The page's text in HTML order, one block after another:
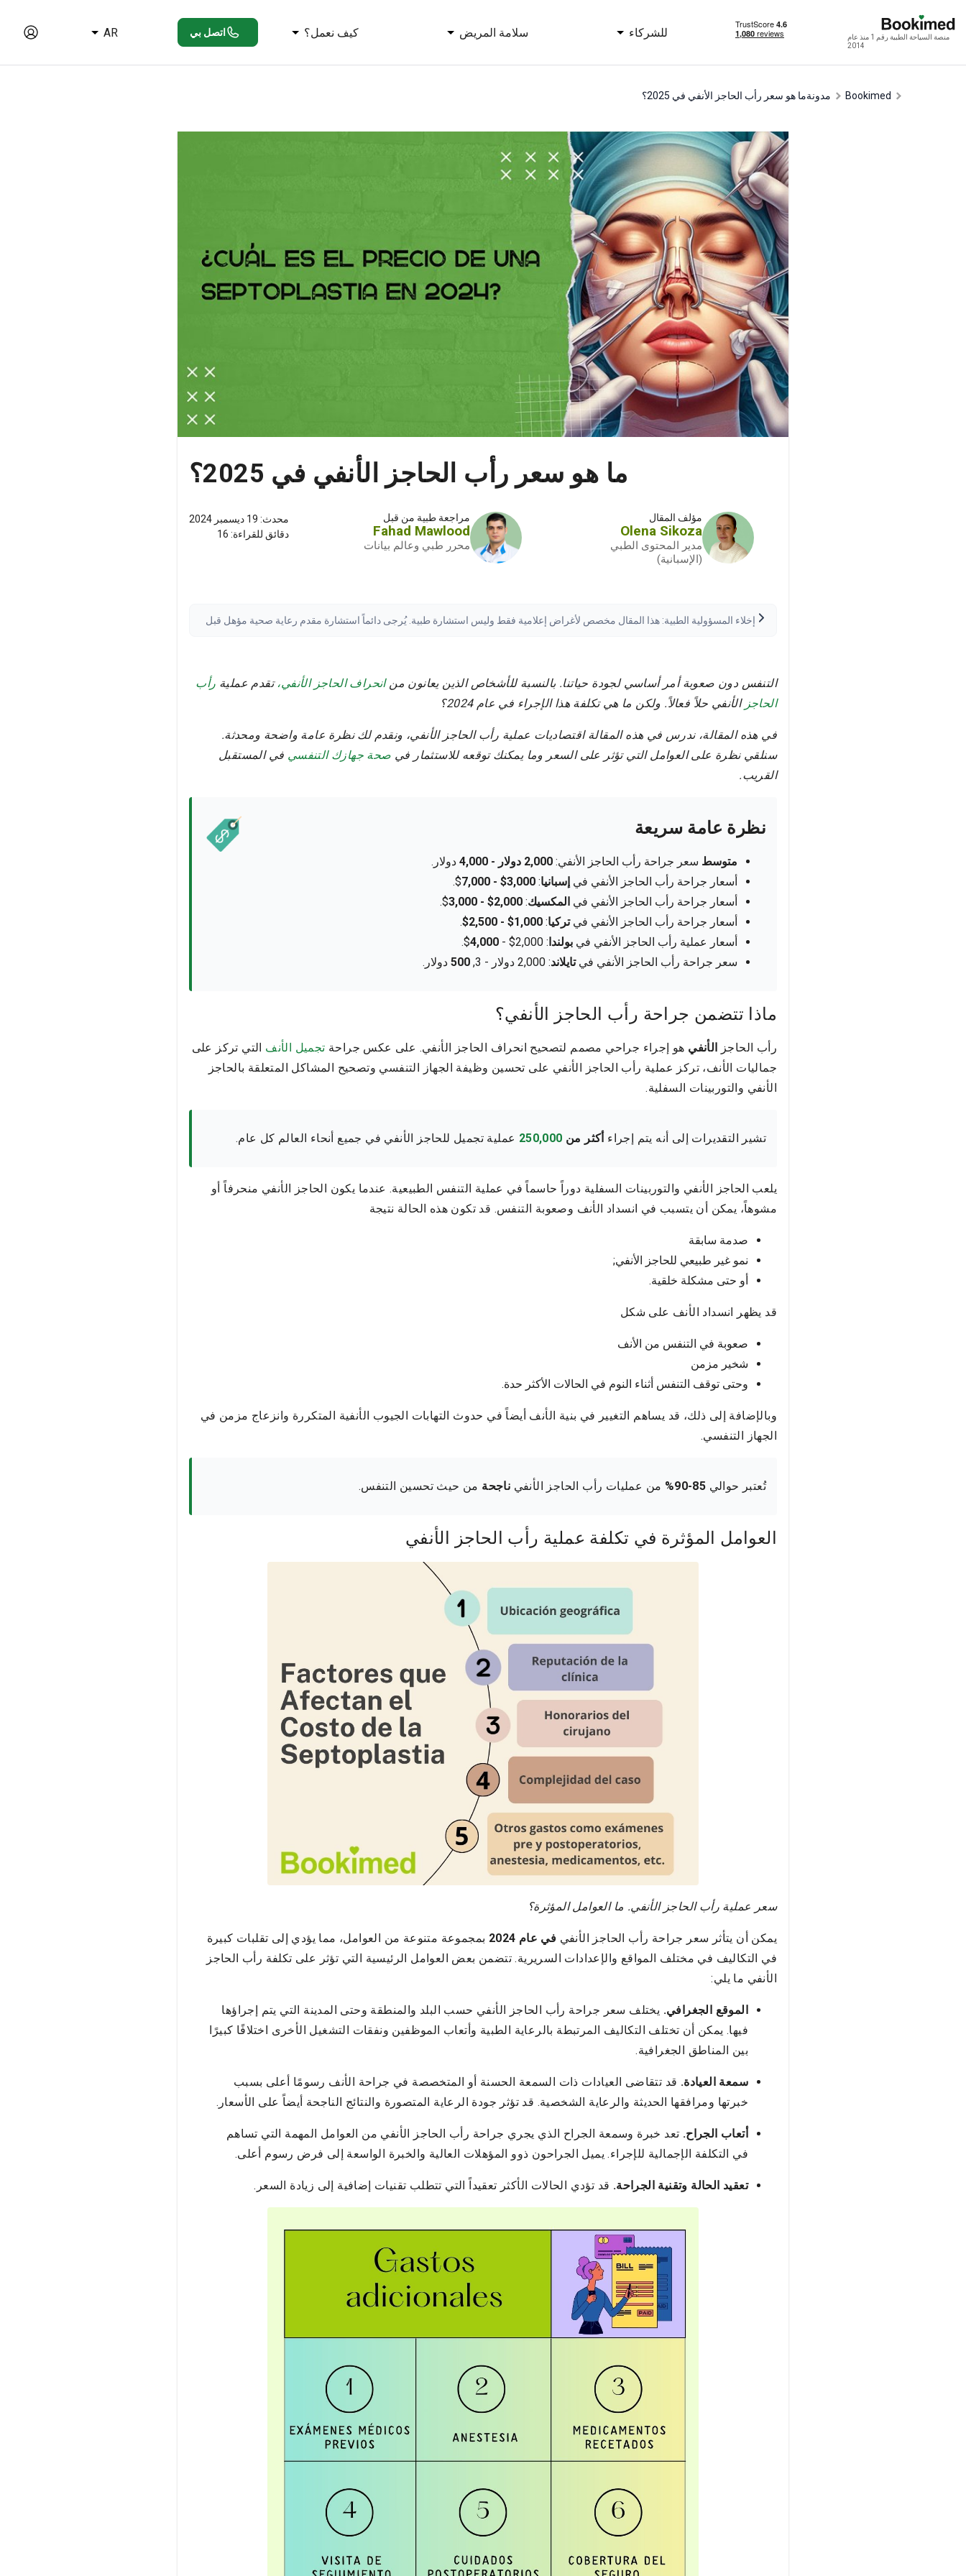
منصة السياحة الطبية رقم 1 منذ عام
2014
للشركاء سلامة المريض كيف نعمل؟ اتصل بي AR
Bookimed مدونةما هو سعر رأب الحاجز الأنفي في 2025؟
ما هو سعر رأب الحاجز الأنفي في 2025؟
مؤلف المقال
Olena Sikoza
مدير المحتوى الطبي
(الإسبانية)
مراجعة طبية من قبل
Fahad Mawlood
محرر طبي وعالم بيانات
محدث: 19 ديسمبر 2024
دقائق للقراءة: 16
إخلاء المسؤولية الطبية: هذا المقال مخصص لأغراض إعلامية فقط وليس استشارة طبية. يُرجى دائماً استشارة مقدم رعاية صحية مؤهل قبل
التنفس دون صعوبة أمر أساسي لجودة حياتنا. بالنسبة للأشخاص الذين يعانون منانحراف الحاجز الأنفي،تقدم عملية رأب
الحاجز الأنفي حلاً فعالاً. ولكن ما هي تكلفة هذا الإجراء في عام 2024؟
في هذه المقالة، ندرس في هذه المقالة اقتصاديات عملية رأب الحاجز الأنفي، ونقدم لك نظرة عامة واضحة ومحدثة.
سنلقي نظرة على العوامل التي تؤثر على السعر وما يمكنك توقعه للاستثمار في صحة جهازك التنفسي في المستقبل
القريب.
نظرة عامة سريعة
متوسط سعر جراحة رأب الحاجز الأنفي: 2,000 دولار - 4,000
دولار.
أسعار جراحة رأب الحاجز الأنفي في إسبانيا:
3,000$ - 7,000
$.
أسعار جراحة رأب الحاجز الأنفي في المكسيك:
2,000$ - 3,000
$.
أسعار جراحة رأب الحاجز الأنفي فيتركيا:
1,000$ - 2,500$
.
أسعار عملية رأب الحاجز الأنفي في بولندا: 2,000$ -
4,000
$.
سعر جراحة رأب الحاجز الأنفي فيتايلاند: 2,000 دولار - 3, 500 دولار.
ماذا تتضمن جراحة رأب الحاجز الأنفي؟
رأب الحاجز الأنفي هو إجراء جراحي مصمم لتصحيح انحراف الحاجز الأنفي. على عكس جراحة تجميل الأنف التي تركز على
جماليات الأنف، تركز عملية رأب الحاجز الأنفي على تحسين وظيفة الجهاز التنفسي وتصحيح المشاكل المتعلقة بالحاجز
الأنفي والتوربينات السفلية.
تشير التقديرات إلى أنه يتم إجراء أكثر من 250,000 عملية تجميل للحاجز الأنفي في جميع أنحاء العالم كل عام.
يلعب الحاجز الأنفي والتوربينات السفلية دوراً حاسماً في عملية التنفس الطبيعية. عندما يكون الحاجز الأنفي منحرفاً أو
مشوهاً، يمكن أن يتسبب في انسداد الأنف وصعوبة التنفس. قد تكون هذه الحالة نتيجة
صدمة سابقة
نمو غير طبيعي للحاجز الأنفي;
أو حتى مشكلة خلقية.
قد يظهر انسداد الأنف على شكل
صعوبة في التنفس من الأنف
شخير مزمن
وحتى توقف التنفس أثناء النوم في الحالات الأكثر حدة.
وبالإضافة إلى ذلك، قد يساهم التغيير في بنية الأنف أيضاً في حدوث التهابات الجيوب الأنفية المتكررة وانزعاج مزمن في
الجهاز التنفسي.
تُعتبر حوالي 85-90% من عمليات رأب الحاجز الأنفي ناجحة من حيث تحسين التنفس.
العوامل المؤثرة في تكلفة عملية رأب الحاجز الأنفي
سعر عملية رأب الحاجز الأنفي. ما العوامل المؤثرة؟
يمكن أن يتأثر سعر جراحة رأب الحاجز الأنفي في عام 2024
بمجموعة متنوعة من العوامل، مما يؤدي إلى تقلبات كبيرة
في التكاليف في مختلف المواقع والإعدادات السريرية. تتضمن بعض العوامل الرئيسية التي تؤثر على تكلفة رأب الحاجز
الأنفي ما يلي:
الموقع الجغرافي. يختلف سعر جراحة رأب الحاجز الأنفي حسب البلد والمنطقة وحتى المدينة التي يتم إجراؤها
فيها. يمكن أن تختلف التكاليف المرتبطة بالرعاية الطبية وأتعاب الموظفين ونفقات التشغيل الأخرى اختلافًا كبيرًا
بين المناطق الجغرافية.
سمعة العيادة. قد تتقاضى العيادات ذات السمعة الحسنة أو المتخصصة في جراحة الأنف رسومًا أعلى بسبب
خبرتها ومرافقها الحديثة والرعاية الشخصية. قد تؤثر جودة الرعاية المتصورة والنتائج الناجحة أيضاً على الأسعار.
أتعاب الجراح. تعد خبرة وسمعة الجراح الذي يجري جراحة رأب الحاجز الأنفي من العوامل المهمة التي تساهم
في التكلفة الإجمالية للإجراء. يميل الجراحون ذوو المؤهلات العالية والخبرة الواسعة إلى فرض رسوم أعلى.
تعقيد الحالة وتقنية الجراحة. قد تؤدي الحالات الأكثر تعقيداً التي تتطلب تقنيات إضافية إلى زيادة السعر.